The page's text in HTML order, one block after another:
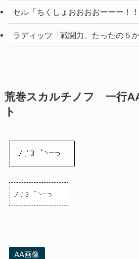
セル「ちくしょおおおおーーー！！
ラディッツ「戦闘力、たったの５か
荒巻スカルチノフ 一行
ト
./ ,' 3 `ヽｰっ
AA画像